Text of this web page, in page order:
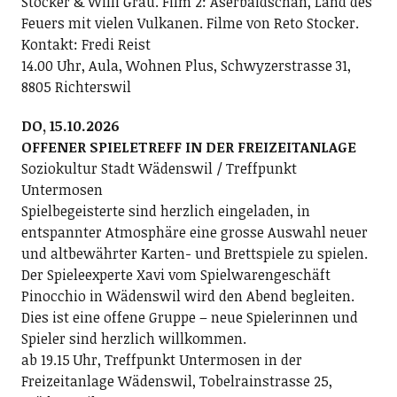
Feuers mit vielen Vulkanen. Filme von Reto Stocker.
Kontakt: Fredi Reist
14.00 Uhr, Aula, Wohnen Plus, Schwyzerstrasse 31,
8805 Richterswil
DO, 15.10.2026
OFFENER SPIELETREFF IN DER FREIZEITANLAGE
Soziokultur Stadt Wädenswil / Treffpunkt
Untermosen
Spielbegeisterte sind herzlich eingeladen, in
entspannter Atmosphäre eine grosse Auswahl neuer
und altbewährter Karten- und Brettspiele zu spielen.
Der Spieleexperte Xavi vom Spielwarengeschäft
Pinocchio in Wädenswil wird den Abend begleiten.
Dies ist eine offene Gruppe – neue Spielerinnen und
Spieler sind herzlich willkommen.
ab 19.15 Uhr, Treffpunkt Untermosen in der
Freizeitanlage Wädenswil, Tobelrainstrasse 25,